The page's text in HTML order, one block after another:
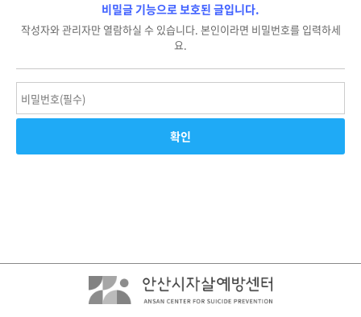
비밀글 기능으로 보호된 글입니다.
작성자와 관리자만 열람하실 수 있습니다. 본인이라면 비밀번호를 입력하세
요.